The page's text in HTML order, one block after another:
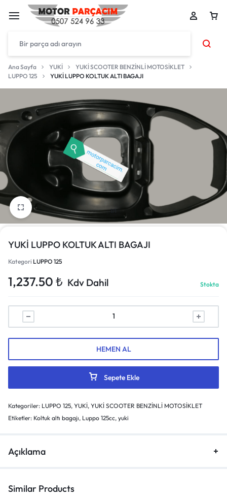
Ana Sayfa YUKİ
YUKİ SCOOTER BENZİNLİ MOTOSİKLET
LUPPO 125
YUKİ LUPPO KOLTUK ALTI BAGAJI
1/1
YUKİ LUPPO KOLTUK ALTI BAGAJI
Kategori LUPPO 125
1,237.50 ₺ Kdv Dahil Stokta
Sepete Ekle
HEMEN AL
Kategoriler: LUPPO 125, YUKİ, YUKİ SCOOTER BENZİNLİ MOTOSİKLET
Etiketler: Koltuk altı bagajı, Luppo 125cc, yuki
Açıklama
Similar Products